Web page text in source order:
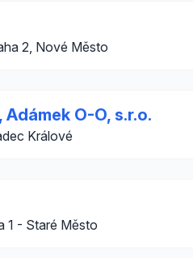
2, Nové Město
Adámek O-O, s.r.o.
Králové
1 - Staré Město